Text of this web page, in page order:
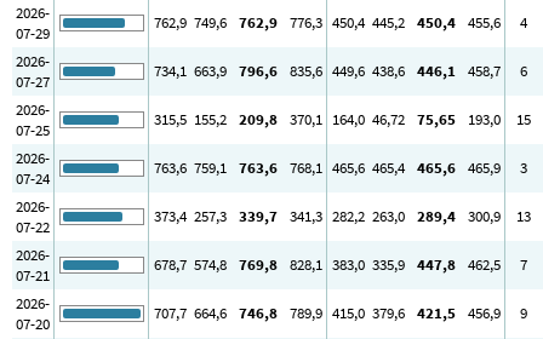
2026-
07-29
762,9 749,6 762,9 776,3 450,4 445,2 450,4 455,6
4
2026-
07-27
734,1 663,9 796,6 835,6 449,6 438,6 446,1 458,7
6
2026-
07-25
315,5 155,2 209,8 370,1 164,0 46,72 75,65 193,0
15
2026-
07-24
763,6 759,1 763,6 768,1 465,6 465,4 465,6 465,9
3
2026-
07-22
373,4 257,3 339,7 341,3 282,2 263,0 289,4 300,9
13
2026-
07-21
678,7 574,8 769,8 828,1 383,0 335,9 447,8 462,5
7
2026-
07-20
707,7 664,6 746,8 789,9 415,0 379,6 421,5 456,9
9